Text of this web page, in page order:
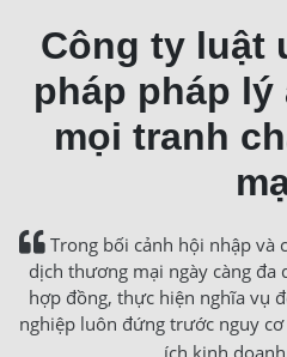
Công ty luật
pháp pháp lý
mọi tranh
Trong bối cảnh hội nhập và
dịch thương mại ngày càng đa
hợp đồng, thực hiện nghĩa vụ
nghiệp luôn đứng trước nguy
ích kinh